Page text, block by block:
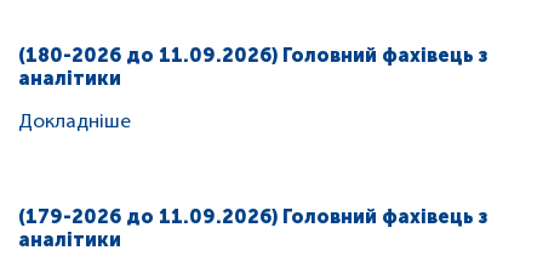
(180-2026 до 11.09.2026) Головний фахівець з
аналітики
Докладніше
(179-2026 до 11.09.2026) Головний фахівець з
аналітики